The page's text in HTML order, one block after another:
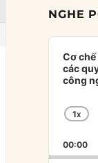
NGHE
Audio
Player
Cơ
các
công
1X
00:00